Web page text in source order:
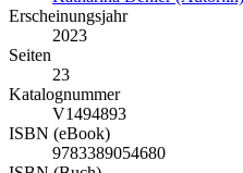
Erscheinungsjahr
2023
Seiten
23
Katalognummer
V1494893
ISBN (eBook)
9783389054680